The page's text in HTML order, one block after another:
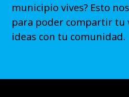
municipio vives? Esto
para poder compartir tu
ideas con tu comunidad.